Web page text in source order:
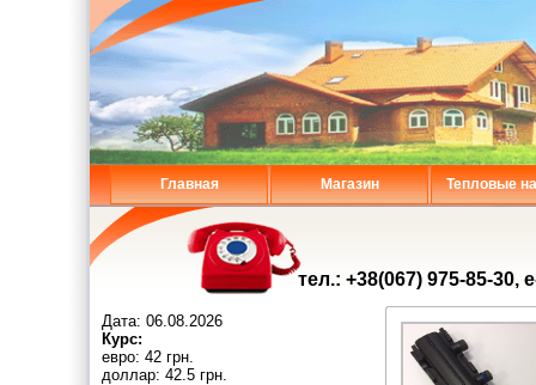
Главная Магазин Тепловые
тел.: +38(067) 975-85-30,
Дата: 06.08.2026
Курс:
евро: 42 грн.
доллар: 42.5 грн.